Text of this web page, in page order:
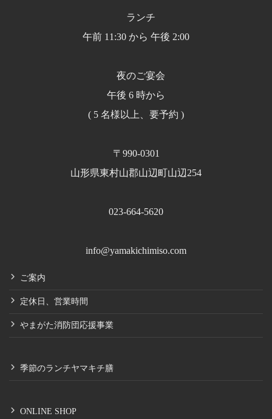
ランチ
午前 11:30 から 午後 2:00
夜のご宴会
午後 6 時から
( 5 名様以上、要予約 )
〒990-0301
山形県東村山郡山辺町山辺254
023-664-5620
info@yamakichimiso.com
ご案内
定休日、営業時間
やまがた消防団応援事業
季節のランチヤマキチ膳
ONLINE SHOP